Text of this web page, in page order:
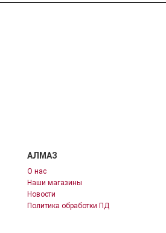
АЛМАЗ
О нас
Наши магазины
Новости
Политика обработки ПД